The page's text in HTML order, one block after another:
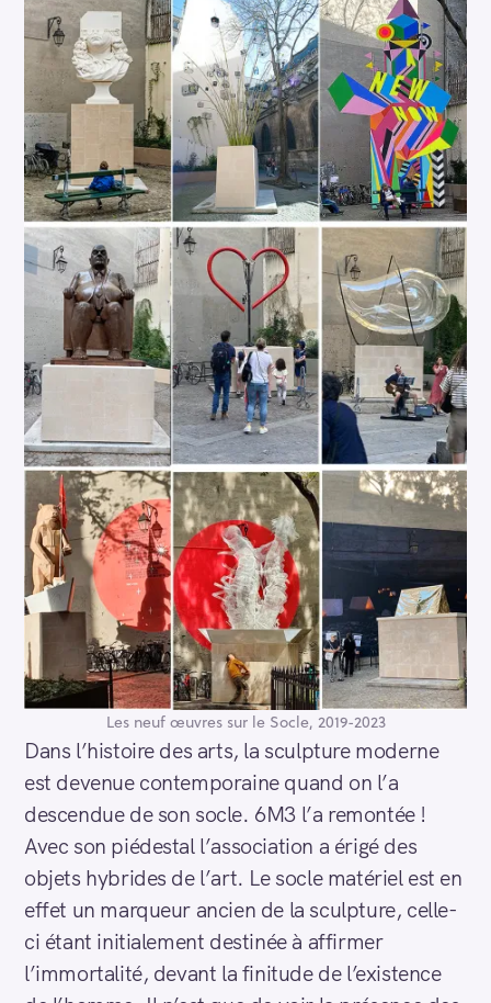
Les neuf œuvres sur le Socle, 2019-2023
Dans l’histoire des arts, la sculpture moderne
est devenue contemporaine quand on l’a
descendue de son socle. 6M3 l’a remontée !
Avec son piédestal l’association a érigé des
objets hybrides de l’art. Le socle matériel est en
effet un marqueur ancien de la sculpture, celle-
ci étant initialement destinée à affirmer
l’immortalité, devant la finitude de l’existence